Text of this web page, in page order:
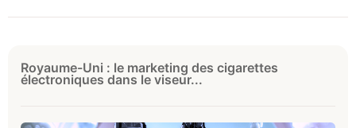
Royaume-Uni : le marketing des cigarettes
électroniques dans le viseur...